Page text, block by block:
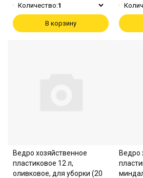
Количество:1
В корзину
Ведро хозяйственное
пластиковое 12 л,
оливковое, для уборки (20
Ведро